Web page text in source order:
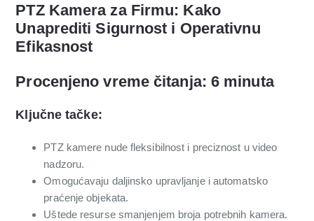
PTZ Kamera za Firmu: Kako
Unaprediti Sigurnost i Operativnu
Efikasnost
Procenjeno vreme čitanja: 6 minuta
Ključne tačke:
PTZ kamere nude fleksibilnost i preciznost u video
nadzoru.
Omogućavaju daljinsko upravljanje i automatsko
praćenje objekata.
Uštede resurse smanjenjem broja potrebnih kamera.